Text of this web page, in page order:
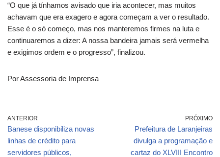
“O que já tínhamos avisado que iria acontecer, mas muitos
achavam que era exagero e agora começam a ver o resultado.
Esse é o só começo, mas nos manteremos firmes na luta e
continuaremos a dizer: A nossa bandeira jamais será vermelha
e exigimos ordem e o progresso”, finalizou.
Por Assessoria de Imprensa
ANTERIOR
Banese disponibiliza novas
linhas de crédito para
servidores públicos,
PRÓXIMO
Prefeitura de Laranjeiras
divulga a programação e
cartaz do XLVIII Encontro